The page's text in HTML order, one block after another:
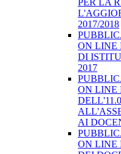
PER LA
2017/2018
ON LINE
DI
2017
ON LINE
AI
ON LINE